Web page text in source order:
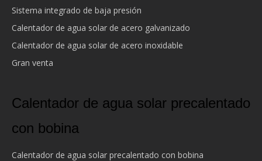
Sistema integrado de baja presión
Calentador de agua solar de acero galvanizado
Calentador de agua solar de acero inoxidable
Gran venta
Calentador de agua solar precalentado
con bobina
Calentador de agua solar precalentado con bobina